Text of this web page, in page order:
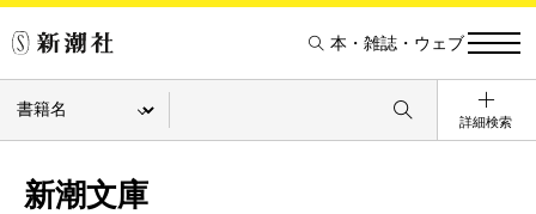
本・雑誌・ウェブ
詳細検索
新潮文庫